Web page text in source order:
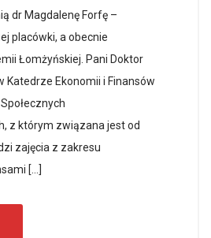
dr Magdalenę Forfę –
placówki, a obecnie
Łomżyńskiej. Pani Doktor
Katedrze Ekonomii i Finansów
z którym związana jest od
zajęcia z zakresu
[…]